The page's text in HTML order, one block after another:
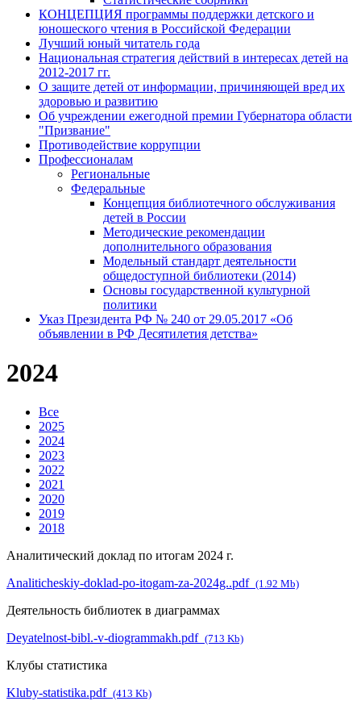
КОНЦЕПЦИЯ программы поддержки детского и
юношеского чтения в Российской Федерации
Лучший юный читатель года
Национальная стратегия действий в интересах детей на
2012-2017 гг.
О защите детей от информации, причиняющей вред их
здоровью и развитию
Об учреждении ежегодной премии Губернатора области
"Призвание"
Противодействие коррупции
Профессионалам
Региональные
Федеральные
Концепция библиотечного обслуживания
детей в России
Методические рекомендации
дополнительного образования
Модельный стандарт деятельности
общедоступной библиотеки (2014)
Основы государственной культурной
политики
Указ Президента РФ № 240 от 29.05.2017 «Об
объявлении в РФ Десятилетия детства»
2024
Все
2025
2024
2023
2022
2021
2020
2019
2018
Аналитический доклад по итогам 2024 г.
Analiticheskiy-doklad-po-itogam-za-2024g..pdf (1.92 Mb)
Деятельность библиотек в диаграммах
Deyatelnost-bibl.-v-diogrammakh.pdf (713 Kb)
Клубы статистика
Kluby-statistika.pdf (413 Kb)